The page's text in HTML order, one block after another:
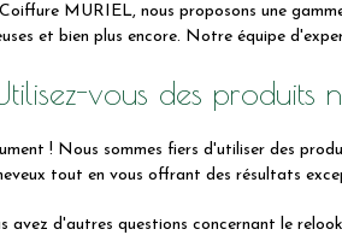
MURIEL, nous proposons une
et bien plus encore. Notre équipe
vous des produits
! Nous sommes fiers d'utiliser des
tout en vous offrant des résultats
avez d'autres questions concernant le